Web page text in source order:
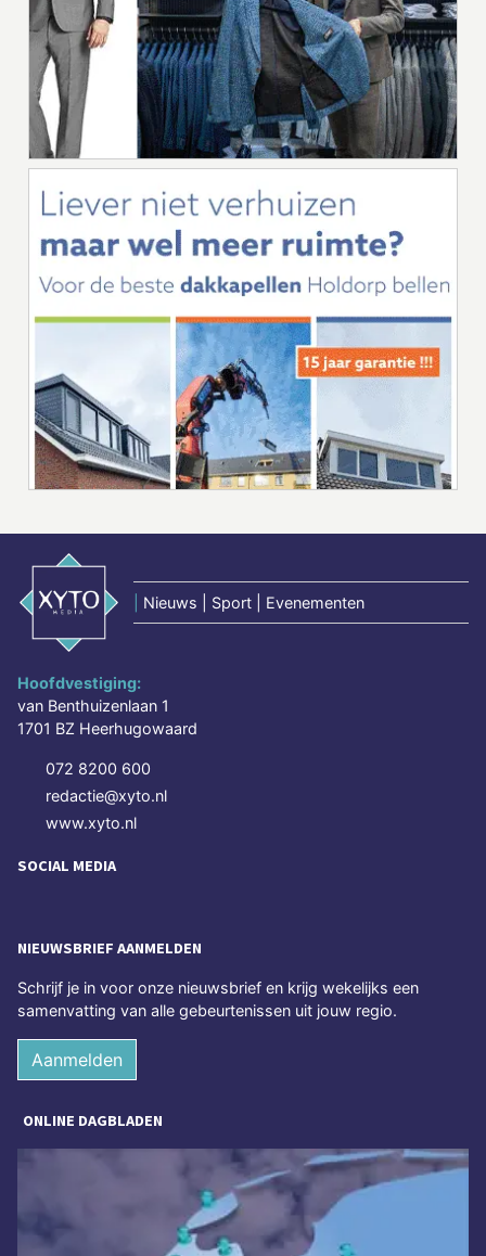
Nieuws | Sport | Evenementen
Hoofdvestiging:
van Benthuizenlaan 1
1701 BZ Heerhugowaard
072 8200 600
redactie@xyto.nl
www.xyto.nl
SOCIAL MEDIA
NIEUWSBRIEF AANMELDEN
Schrijf je in voor onze nieuwsbrief en krijg wekelijks een
samenvatting van alle gebeurtenissen uit jouw regio.
Aanmelden
ONLINE DAGBLADEN